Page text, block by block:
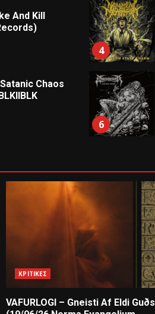
And Kill
4
Chaos
6
ΚΡΙΤΙΚΕΣ
VAFURLOGI – Gneisti Af Eldi Guðs